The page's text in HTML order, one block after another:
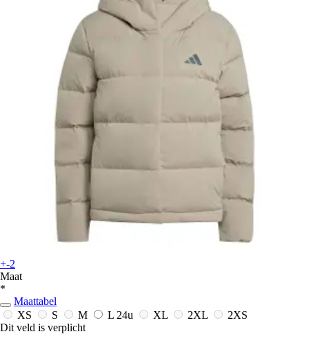
+-2
Maat
*
Maattabel
XS
S M L 24u XL 2XL
2XS
Dit veld is verplicht